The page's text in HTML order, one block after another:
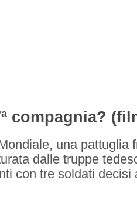
compagnia?
una pattuglia
dalle truppe
con tre soldati decisi